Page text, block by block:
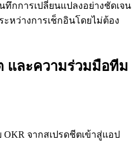
ทึกการเปลี่ยนแปลงอย่างชัดเจน
ะหว่างการเช็กอินโดยไม่ต้อง
และความร่วมมือทีม
OKR จากสเปรดชีตเข้าสู่แอป